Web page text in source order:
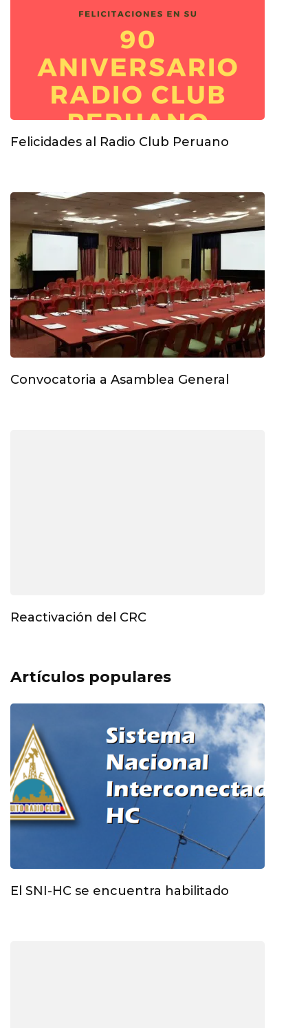
Felicidades al Radio Club Peruano
Convocatoria a Asamblea General
Reactivación del CRC
Artículos populares
El SNI-HC se encuentra habilitado